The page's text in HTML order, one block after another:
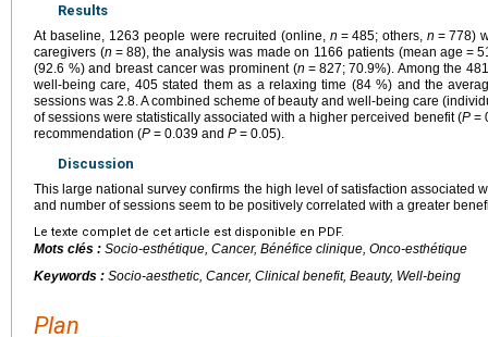
Results
At baseline, 1263 people were recruited (online, n = 485; others,n = 778)
caregivers (n = 88), the analysis was made on 1166 patients (mean age =
(92.6 %) and breast cancer was prominent (n = 827; 70.9%). Among the
well-being care, 405 stated them as a relaxing time (84 %) and the
sessions was 2.8. A combined scheme of beauty and well-being care
of sessions were statistically associated with a higher perceived benefit (P =
recommendation (P = 0.039 and P = 0.05).
Discussion
This large national survey confirms the high level of satisfaction associated
and number of sessions seem to be positively correlated with a greater
Le texte complet de cet article est disponible en PDF.
Mots clés : Socio-esthétique, Cancer, Bénéfice clinique, Onco-esthétique
Keywords : Socio-aesthetic, Cancer, Clinical benefit, Beauty, Well-being
Plan